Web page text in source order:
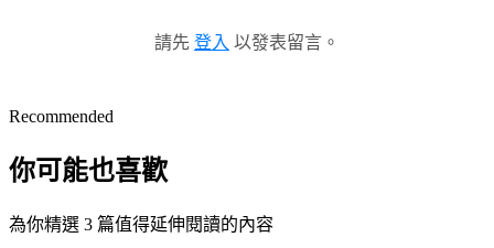
請先 登入 以發表留言。
Recommended
你可能也喜歡
為你精選 3 篇值得延伸閱讀的內容